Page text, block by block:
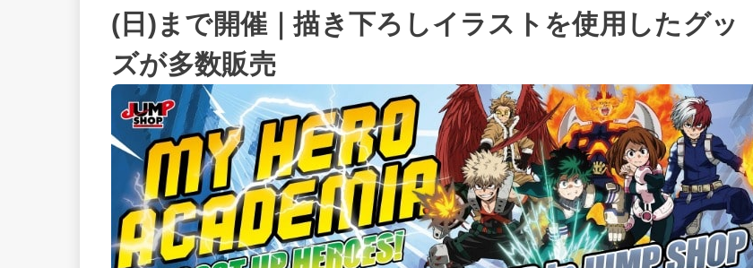
(日)まで開催｜描き下ろしイラストを使用したグッ
ズが多数販売